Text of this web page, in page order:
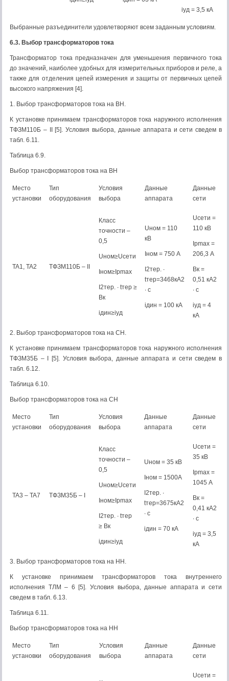
iуд = 3,5 кА
Выбранные разъединители удовлетворяют всем заданным условиям.
6.3. Выбор трансформаторов тока
Трансформатор тока предназначен для уменьшения первичного тока
до значений, наиболее удобных для измерительных приборов и реле, а
также для отделения цепей измерения и защиты от первичных цепей
высокого напряжения [4].
1. Выбор трансформаторов тока на ВН.
К установке принимаем трансформаторов тока наружного исполнения
ТФЗМ110Б – II [5]. Условия выбора, данные аппарата и сети сведем в
табл. 6.11.
Таблица 6.9.
Выбор трансформаторов тока на ВН
Место
установки
Тип
оборудования
Условия
выбора
Данные
аппарата
Данные
сети
TA1, TA2 ТФЗМ110Б – II
Класс
точности –
0,5
Uном≥Uсети
Iном≥Iрmax
I2тер. ∙ tтер ≥
Bк
iдин≥iуд
Uном = 110
кВ
Iном = 750 А
I2тер. ∙
tтер=3468кА2
∙ с
iдин = 100 кА
Uсети =
110 кВ
Iрmax =
206,3 А
Bк =
0,51 кА2
∙ с
iуд = 4
кА
2. Выбор трансформаторов тока на CН.
К установке принимаем трансформаторов тока наружного исполнения
ТФЗМ35Б – I [5]. Условия выбора, данные аппарата и сети сведем в
табл. 6.12.
Таблица 6.10.
Выбор трансформаторов тока на CН
Место
установки
Тип
оборудования
Условия
выбора
Данные
аппарата
Данные
сети
TA3 – TA7 ТФЗМ35Б – I
Класс
точности –
0,5
Uном≥Uсети
Iном≥Iрmax
I2тер. ∙ tтер
≥ Bк
iдин≥iуд
Uном = 35 кВ
Iном = 1500А
I2тер. ∙
tтер=3675кА2
∙ с
iдин = 70 кА
Uсети =
35 кВ
Iрmax =
1045 А
Bк =
0,41 кА2
∙ с
iуд = 3,5
кА
3. Выбор трансформаторов тока на НН.
К установке принимаем трансформаторов тока внутреннего
исполнения ТЛМ – 6 [5]. Условия выбора, данные аппарата и сети
сведем в табл. 6.13.
Таблица 6.11.
Выбор трансформаторов тока на НН
Место
установки
Тип
оборудования
Условия
выбора
Данные
аппарата
Данные
сети
Uсети =